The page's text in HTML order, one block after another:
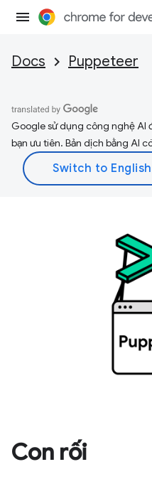
Docs Puppeteer
Google sử dụng công nghệ AI
bạn ưu tiên. Bản dịch bằng AI
Con rối